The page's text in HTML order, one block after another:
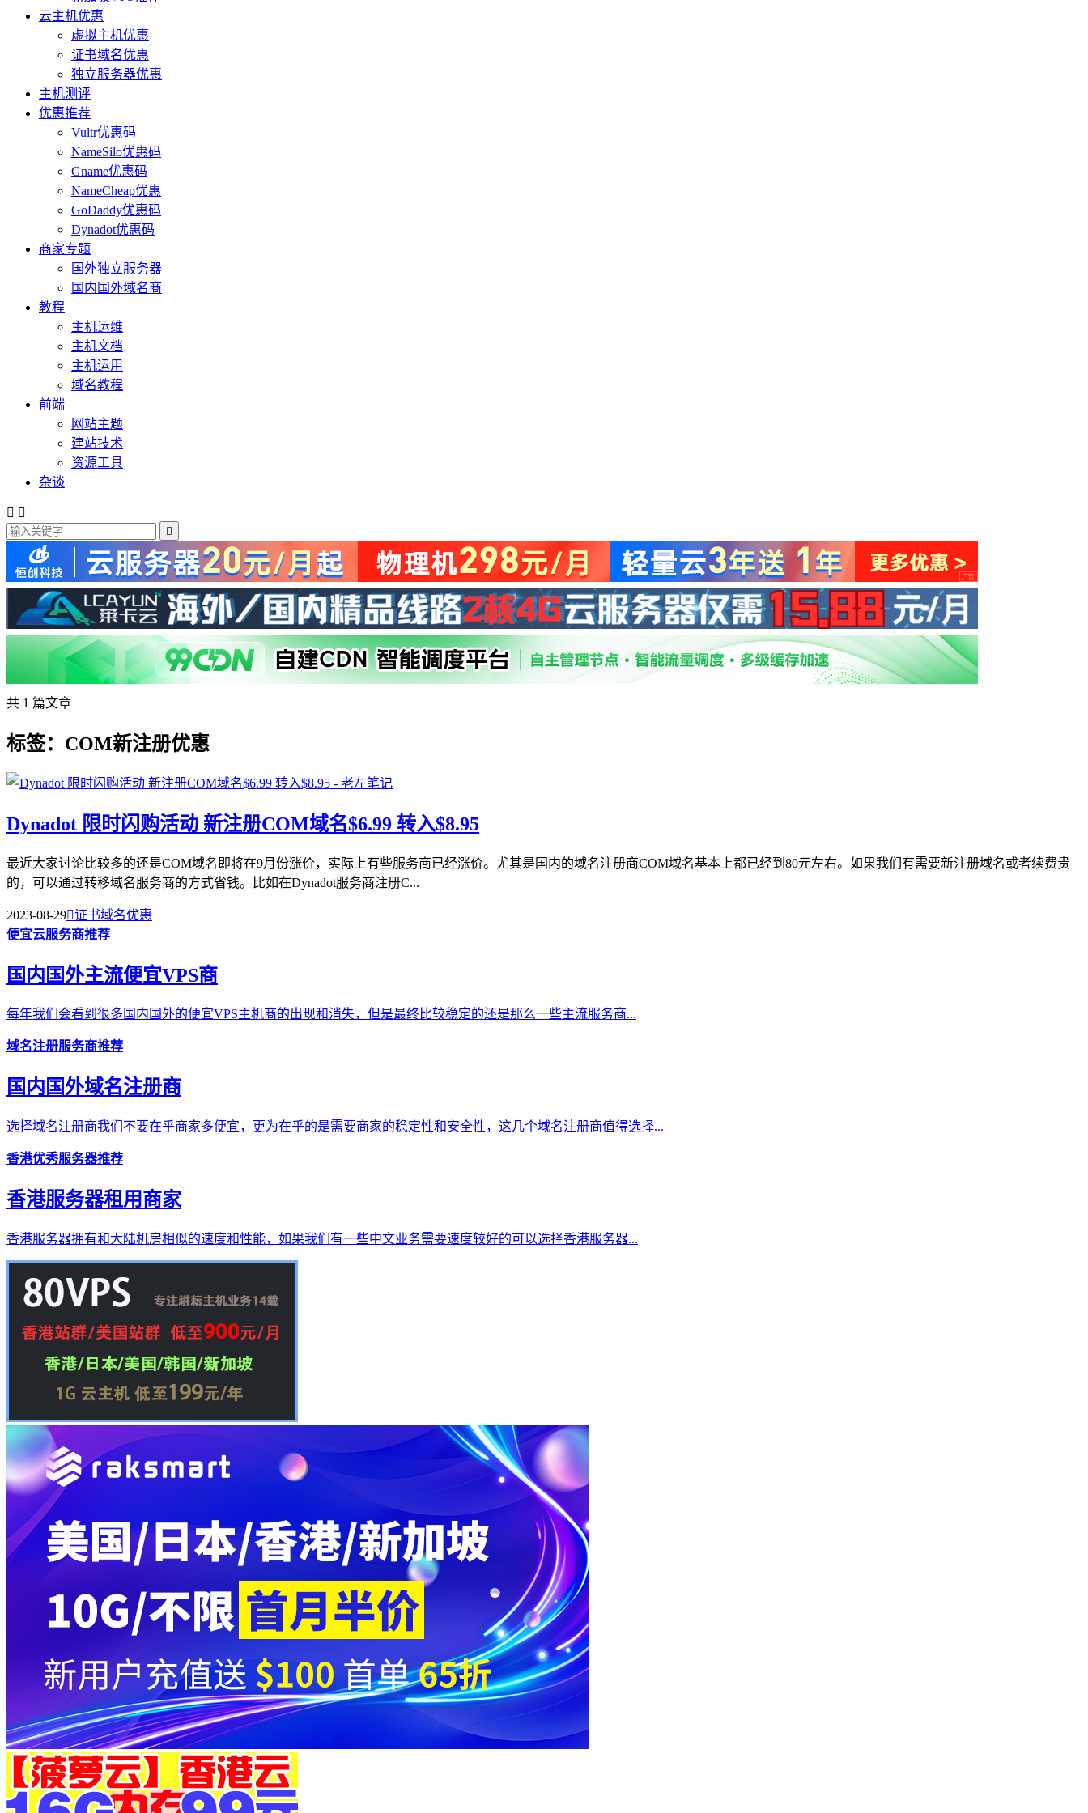
云主机优惠
虚拟主机优惠
证书域名优惠
独立服务器优惠
主机测评
优惠推荐
Vultr优惠码
NameSilo优惠码
Gname优惠码
NameCheap优惠
GoDaddy优惠码
Dynadot优惠码
商家专题
国外独立服务器
国内国外域名商
教程
主机运维
主机文档
主机运用
域名教程
前端
网站主题
建站技术
资源工具
杂谈
 

共 1 篇文章
标签：COM新注册优惠
Dynadot 限时闪购活动 新注册COM域名$6.99 转入$8.95
最近大家讨论比较多的还是COM域名即将在9月份涨价，实际上有些服务商已经涨价。尤其是国内的域名注册商COM域名基本上都已经到80元左右。如果我们有需要新注册域名或者续费贵
的，可以通过转移域名服务商的方式省钱。比如在Dynadot服务商注册C...
2023-08-29证书域名优惠
便宜云服务商推荐
国内国外主流便宜VPS商
每年我们会看到很多国内国外的便宜VPS主机商的出现和消失，但是最终比较稳定的还是那么一些主流服务商...
域名注册服务商推荐
国内国外域名注册商
选择域名注册商我们不要在乎商家多便宜，更为在乎的是需要商家的稳定性和安全性，这几个域名注册商值得选择...
香港优秀服务器推荐
香港服务器租用商家
香港服务器拥有和大陆机房相似的速度和性能，如果我们有一些中文业务需要速度较好的可以选择香港服务器...